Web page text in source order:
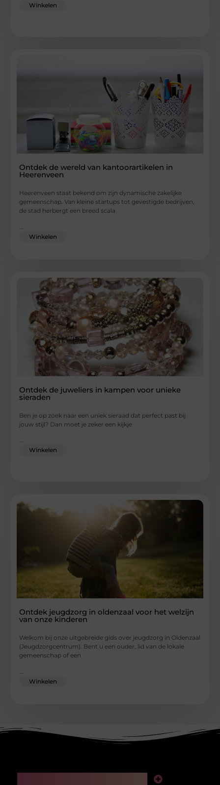
Winkelen
Ontdek de wereld van kantoorartikelen in
Heerenveen
Heerenveen staat bekend om zijn dynamische zakelijke
gemeenschap. Van kleine startups tot gevestigde bedrijven,
de stad herbergt een breed scala
Winkelen
Ontdek de juweliers in kampen voor unieke
sieraden
Ben je op zoek naar een uniek sieraad dat perfect past bij
jouw stijl? Dan moet je zeker een kijkje
...
Winkelen
Ontdek jeugdzorg in oldenzaal voor het welzijn
van onze kinderen
Welkom bij onze uitgebreide gids over jeugdzorg in Oldenzaal
(Jeugdzorgcentrum). Bent u een ouder, lid van de lokale
gemeenschap of een
Winkelen